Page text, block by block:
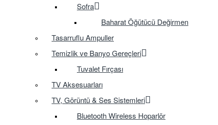
Sofra
Baharat Öğütücü Değirmen
Tasarruflu Ampuller
Temizlik ve Banyo Gereçleri
Tuvalet Fırçası
TV Aksesuarları
TV, Görüntü & Ses Sistemleri
Bluetooth Wireless Hoparlör